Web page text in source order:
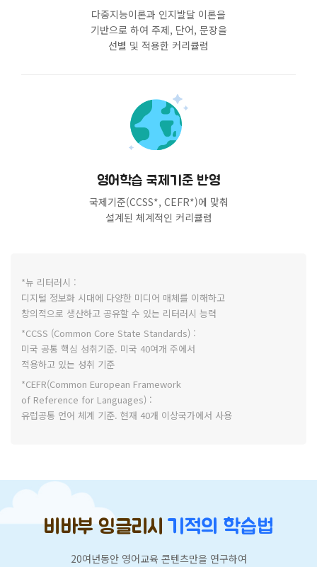
다중지능이론과 인지발달 이론을
기반으로 하여 주제, 단어, 문장을
선별 및 적용한 커리큘럼
영어학습 국제기준 반영
국제기준(CCSS*, CEFR*)에 맞춰
설계된 체계적인 커리큘럼
*뉴 리터러시 :
디지털 정보화 시대에 다양한 미디어 매체를 이해하고
창의적으로 생산하고 공유할 수 있는 리터러시 능력
*CCSS (Common Core State Standards) :
미국 공통 핵심 성취기준. 미국 40여개 주에서
적용하고 있는 성취 기준
*CEFR(Common European Framework
of Reference for Languages) :
유럽공통 언어 체계 기준. 현재 40개 이상국가에서 사용
비바부 잉글리시 기적의 학습법
20여년동안 영어교육 콘텐츠만을 연구하여